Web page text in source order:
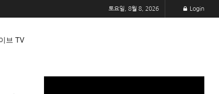
토요일, 8월 8, 2026 Login
브 TV